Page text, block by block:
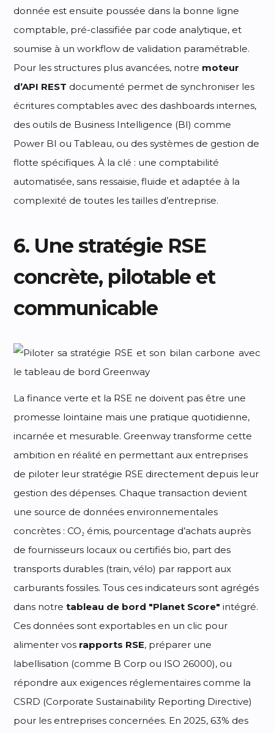
donnée est ensuite poussée dans la bonne ligne
comptable, pré-classifiée par code analytique, et
soumise à un workflow de validation paramétrable.
Pour les structures plus avancées, notre moteur
d’API REST documenté permet de synchroniser les
écritures comptables avec des dashboards internes,
des outils de Business Intelligence (BI) comme
Power BI ou Tableau, ou des systèmes de gestion de
flotte spécifiques. À la clé : une comptabilité
automatisée, sans ressaisie, fluide et adaptée à la
complexité de toutes les tailles d’entreprise.
6. Une stratégie RSE
concrète, pilotable et
communicable
La finance verte et la RSE ne doivent pas être une
promesse lointaine mais une pratique quotidienne,
incarnée et mesurable. Greenway transforme cette
ambition en réalité en permettant aux entreprises
de piloter leur stratégie RSE directement depuis leur
gestion des dépenses. Chaque transaction devient
une source de données environnementales
concrètes : CO₂ émis, pourcentage d’achats auprès
de fournisseurs locaux ou certifiés bio, part des
transports durables (train, vélo) par rapport aux
carburants fossiles. Tous ces indicateurs sont agrégés
dans notretableau de bord "Planet Score" intégré.
Ces données sont exportables en un clic pour
alimenter vos rapports RSE, préparer une
labellisation (comme B Corp ou ISO 26000), ou
répondre aux exigences réglementaires comme la
CSRD (Corporate Sustainability Reporting Directive)
pour les entreprises concernées. En 2025, 63% des